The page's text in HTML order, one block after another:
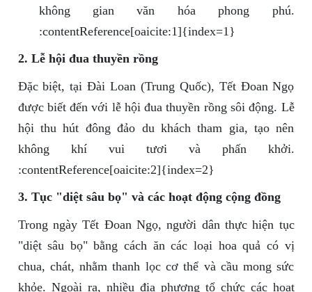
không gian văn hóa phong phú.
:contentReference[oaicite:1]{index=1}
2. Lễ hội đua thuyền rồng
Đặc biệt, tại Đài Loan (Trung Quốc), Tết Đoan Ngọ
được biết đến với lễ hội đua thuyền rồng sôi động. Lễ
hội thu hút đông đảo du khách tham gia, tạo nên
không khí vui tươi và phấn khởi.
:contentReference[oaicite:2]{index=2}
3. Tục "diệt sâu bọ" và các hoạt động cộng đồng
Trong ngày Tết Đoan Ngọ, người dân thực hiện tục
"diệt sâu bọ" bằng cách ăn các loại hoa quả có vị
chua, chát, nhằm thanh lọc cơ thể và cầu mong sức
khỏe. Ngoài ra, nhiều địa phương tổ chức các hoạt